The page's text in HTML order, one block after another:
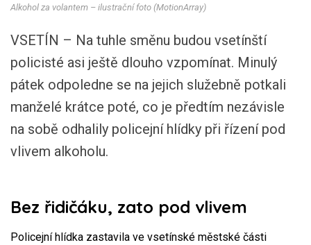
Alkohol za volantem – ilustrační foto (MotionArray)
VSETÍN – Na tuhle směnu budou vsetínští
policisté asi ještě dlouho vzpomínat. Minulý
pátek odpoledne se na jejich služebně potkali
manželé krátce poté, co je předtím nezávisle
na sobě odhalily policejní hlídky při řízení pod
vlivem alkoholu.
Bez řidičáku, zato pod vlivem
Policejní hlídka zastavila ve vsetínské městské části